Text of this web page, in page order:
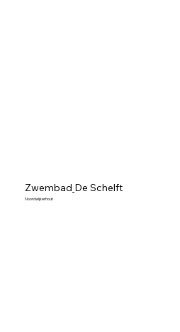
Zwembad De Schelft
Noordwijkerhout